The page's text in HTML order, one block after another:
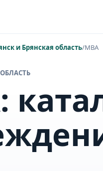
и Брянская область/MBA